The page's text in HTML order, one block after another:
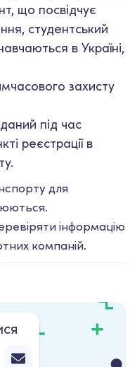
що посвідчує
студентський
в Україні,
захисту
під час
реєстрації в
для
інформацію
компаній.